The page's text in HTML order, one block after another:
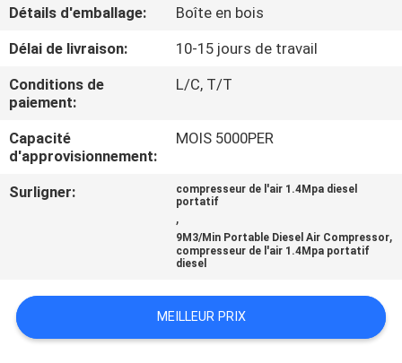
VISITE
DE
L'USINE
CONTRÔLE
LA
NOUS
CONTACTER
Détails d'emballage:
Boîte en bois
Délai de livraison:
10-15 jours de travail
Conditions de
paiement:
L/C, T/T
Capacité
d'approvisionnement:
MOIS 5000PER
Surligner:
compresseur de l'air 1.4Mpa diesel
portatif
,
9M3/Min Portable Diesel Air Compressor,
compresseur de l'air 1.4Mpa portatif
diesel
MEILLEUR PRIX